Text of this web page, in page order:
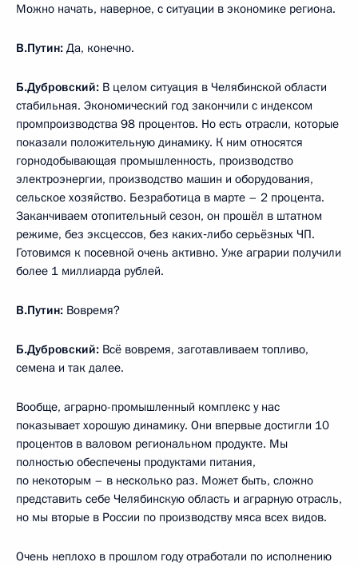
Можно начать, наверное, с ситуации в экономике региона.
В.Путин: Да, конечно.
Б.Дубровский: В целом ситуация в Челябинской области
стабильная. Экономический год закончили с индексом
промпроизводства 98 процентов. Но есть отрасли, которые
показали положительную динамику. К ним относятся
горнодобывающая промышленность, производство
электроэнергии, производство машин и оборудования,
сельское хозяйство. Безработица в марте – 2 процента.
Заканчиваем отопительный сезон, он прошёл в штатном
режиме, без эксцессов, без каких‑либо серьёзных ЧП.
Готовимся к посевной очень активно. Уже аграрии получили
более 1 миллиарда рублей.
В.Путин: Вовремя?
Б.Дубровский: Всё вовремя, заготавливаем топливо,
семена и так далее.
Вообще, аграрно-промышленный комплекс у нас
показывает хорошую динамику. Они впервые достигли 10
процентов в валовом региональном продукте. Мы
полностью обеспечены продуктами питания,
по некоторым – в несколько раз. Может быть, сложно
представить себе Челябинскую область и аграрную отрасль,
но мы вторые в России по производству мяса всех видов.
Очень неплохо в прошлом году отработали по исполнению